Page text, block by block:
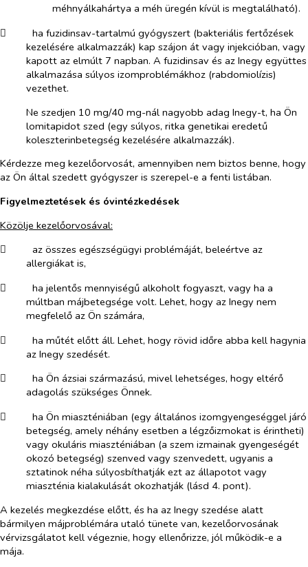
méhnyálkahártya a méh üregén kívül is megtalálható).
​
ha fuzidinsav-tartalmú gyógyszert (bakteriális fertőzések
kezelésére alkalmazzák) kap szájon át vagy injekcióban, vagy
kapott az elmúlt 7 napban. A fuzidinsav és az Inegy együttes
alkalmazása súlyos izomproblémákhoz (rabdomiolízis)
vezethet.
Ne szedjen 10 mg/40 mg-nál nagyobb adag Inegy-t, ha Ön
lomitapidot szed (egy súlyos, ritka genetikai eredetű
koleszterinbetegség kezelésére alkalmazzák).
Kérdezze meg kezelőorvosát, amennyiben nem biztos benne, hogy
az Ön által szedett gyógyszer is szerepel-e a fenti listában.
Figyelmeztetések és óvintézkedések
Közölje kezelőorvosával:
​
az összes egészségügyi problémáját, beleértve az
allergiákat is,
​
ha jelentős mennyiségű alkoholt fogyaszt, vagy ha a
múltban májbetegsége volt. Lehet, hogy az Inegy nem
megfelelő az Ön számára,
​
ha műtét előtt áll. Lehet, hogy rövid időre abba kell hagynia
az Inegy szedését.
​
ha Ön ázsiai származású, mivel lehetséges, hogy eltérő
adagolás szükséges Önnek.
​
ha Ön miaszténiában (egy általános izomgyengeséggel járó
betegség, amely néhány esetben a légzőizmokat is érintheti)
vagy okuláris miaszténiában (a szem izmainak gyengeségét
okozó betegség) szenved vagy szenvedett, ugyanis a
sztatinok néha súlyosbíthatják ezt az állapotot vagy
miaszténia kialakulását okozhatják (lásd 4. pont).
A kezelés megkezdése előtt, és ha az Inegy szedése alatt
bármilyen májproblémára utaló tünete van, kezelőorvosának
vérvizsgálatot kell végeznie, hogy ellenőrizze, jól működik-e a
mája.